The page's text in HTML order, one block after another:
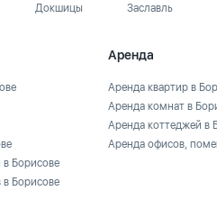
Докшицы
Заславль
Борисове
в Борисове
Аренда
Аренда квартир в
Аренда комнат в
Аренда коттеджей в
Аренда офисов,